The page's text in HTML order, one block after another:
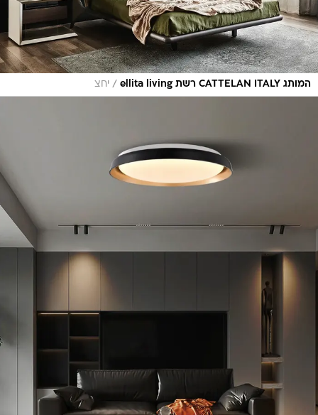
המותג CATTELAN ITALY רשת ellita living / יחצ